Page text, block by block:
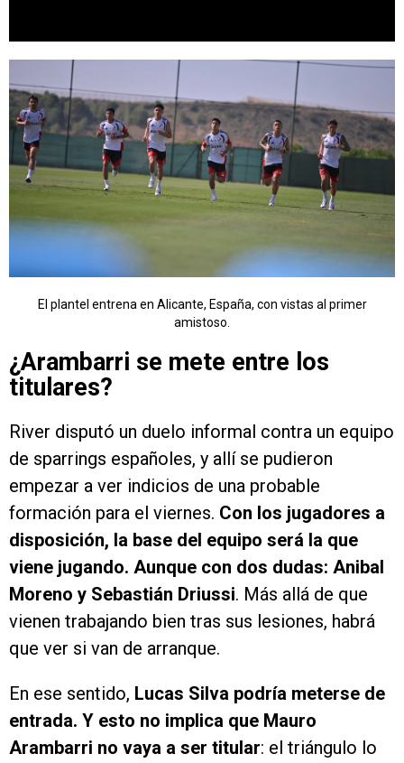
El plantel entrena en Alicante, España, con vistas al primer
amistoso.
¿Arambarri se mete entre los
titulares?
River disputó un duelo informal contra un equipo
de sparrings españoles, y allí se pudieron
empezar a ver indicios de una probable
formación para el viernes. Con los jugadores a
disposición, la base del equipo será la que
viene jugando. Aunque con dos dudas: Anibal
Moreno y Sebastián Driussi. Más allá de que
vienen trabajando bien tras sus lesiones, habrá
que ver si van de arranque.
En ese sentido, Lucas Silva podría meterse de
entrada. Y esto no implica que Mauro
Arambarri no vaya a ser titular: el triángulo lo